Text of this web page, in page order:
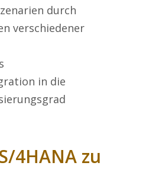
durch
verschiedener
in die
4HANA zu